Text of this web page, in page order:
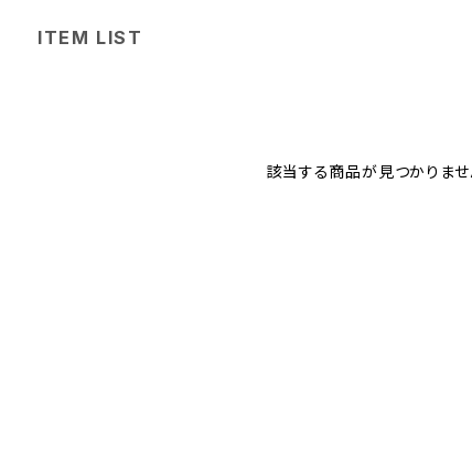
ITEM LIST
該当する商品が見つかりませ